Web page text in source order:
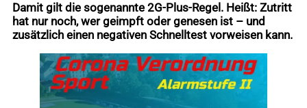
Damit gilt die sogenannte 2G-Plus-Regel. Heißt: Zutritt
hat nur noch, wer geimpft oder genesen ist – und
zusätzlich einen negativen Schnelltest vorweisen kann.